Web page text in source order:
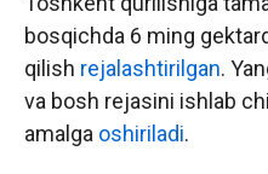
bosqichda 6 ming
qilish rejalashtirilgan.
va bosh rejasini ishlab
amalga oshiriladi.